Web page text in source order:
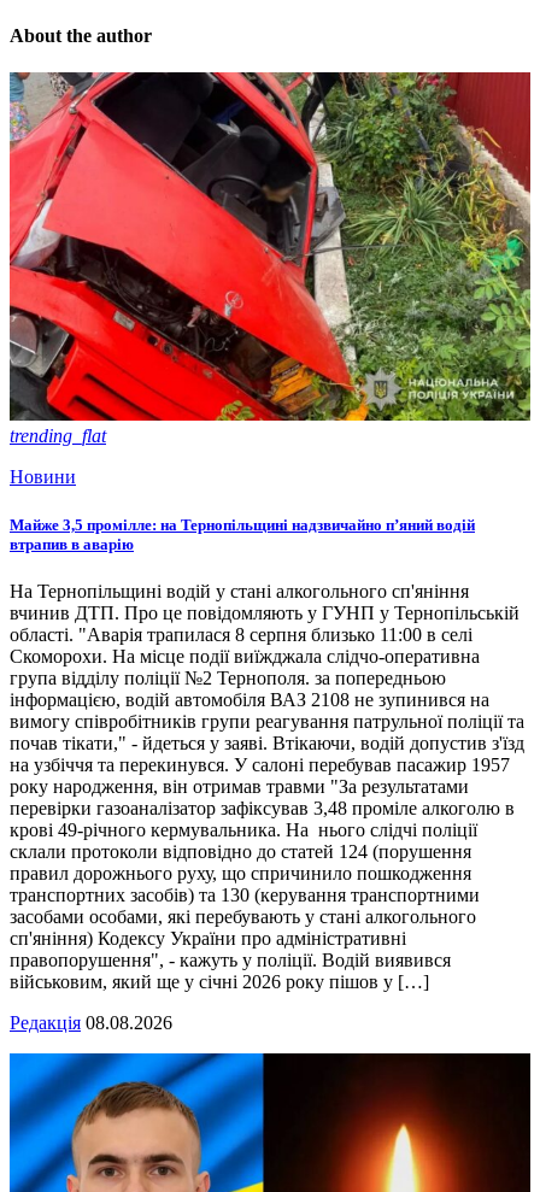
About the author
trending_flat
Новини
Майже 3,5 промілле: на Тернопільщині надзвичайно п’яний водій
втрапив в аварію
На Тернопільщині водій у стані алкогольного сп'яніння
вчинив ДТП. Про це повідомляють у ГУНП у Тернопільській
області. "Аварія трапилася 8 серпня близько 11:00 в селі
Скоморохи. На місце події виїжджала слідчо-оперативна
група відділу поліції №2 Тернополя. за попередньою
інформацією, водій автомобіля ВАЗ 2108 не зупинився на
вимогу співробітників групи реагування патрульної поліції та
почав тікати," - йдеться у заяві. Втікаючи, водій допустив з'їзд
на узбіччя та перекинувся. У салоні перебував пасажир 1957
року народження, він отримав травми "За результатами
перевірки газоаналізатор зафіксував 3,48 проміле алкоголю в
крові 49-річного кермувальника. На нього слідчі поліції
склали протоколи відповідно до статей 124 (порушення
правил дорожнього руху, що спричинило пошкодження
транспортних засобів) та 130 (керування транспортними
засобами особами, які перебувають у стані алкогольного
сп'яніння) Кодексу України про адміністративні
правопорушення", - кажуть у поліції. Водій виявився
військовим, який ще у січні 2026 року пішов у […]
Редакція 08.08.2026